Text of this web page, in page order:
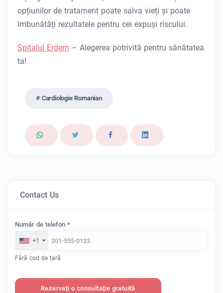
opțiunilor de tratament poate salva vieți și poate
îmbunătăți rezultatele pentru cei expuși riscului.
Spitalul Erdem – Alegerea potrivită pentru sănătatea
ta!
Cardiologie Romanian
Contact Us
Număr de telefon *
+1
Fără cod de țară
Rezervați o consultație gratuită